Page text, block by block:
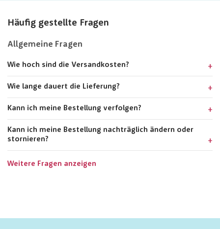
Häufig gestellte Fragen
Allgemeine Fragen
Wie hoch sind die Versandkosten?
Wie lange dauert die Lieferung?
Kann ich meine Bestellung verfolgen?
Kann ich meine Bestellung nachträglich ändern oder
stornieren?
Weitere Fragen anzeigen